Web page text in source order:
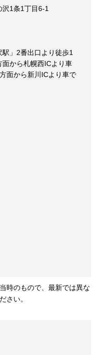
1条1丁目6-1
」2番出口より徒歩1
から札幌西ICより車
面から新川ICより車で
時のもので、最新では異な
さい。